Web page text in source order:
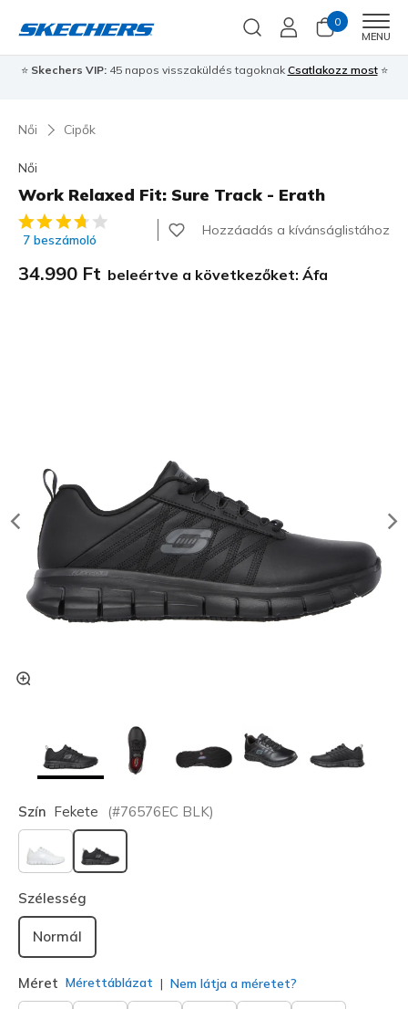
0
MENU
⭐ Skechers VIP:45 napos visszaküldés tagoknak Csatlakozz most⭐
Női Cipők
Női
Work Relaxed Fit: Sure Track - Erath
5 az 5-ből ügyfélértékelés
7 beszámoló
Hozzáadás a kívánságlistához
34.990 Ft beleértve a következőket: Áfa
Szín Fekete (#76576EC BLK)
kiválasztva
Szélesség
Normál
Méret Mérettáblázat Nem látja a méretet?